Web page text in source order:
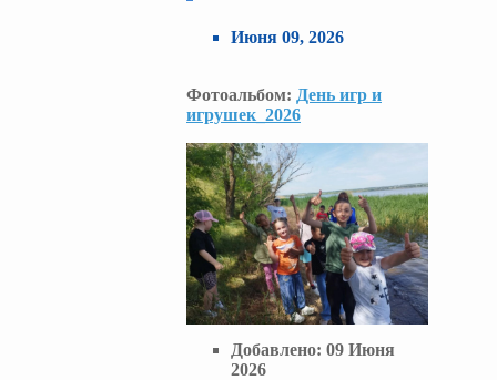
Июня 09, 2026
Фотоальбом: День игр и
игрушек_2026
Добавлено: 09 Июня
2026